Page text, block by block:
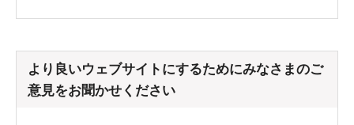
より良いウェブサイトにするためにみなさまのご
意見をお聞かせください